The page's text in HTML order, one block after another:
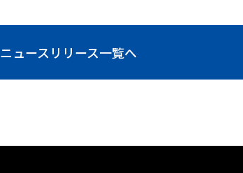
ニュースリリース一覧へ